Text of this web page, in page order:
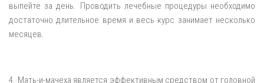
выпейте за день. Проводить лечебные процедуры необходимо
достаточно длительное время и весь курс занимает несколько
месяцев.
4. Мать-и-мачеха является эффективным средством от головной